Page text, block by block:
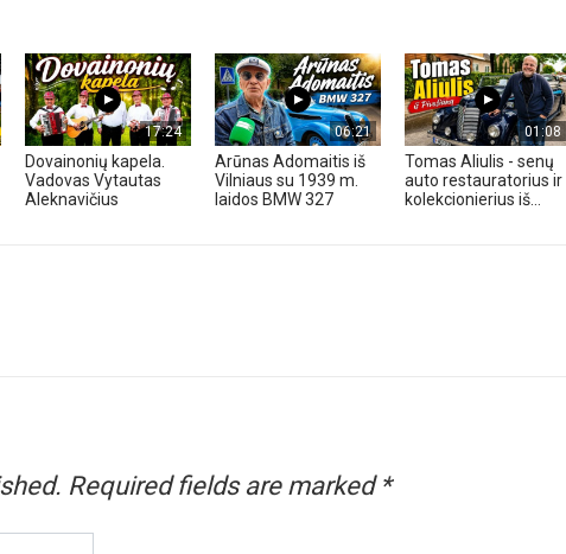
17:24
Dovainonių kapela.
Vadovas Vytautas
Aleknavičius
06:21
Arūnas Adomaitis iš
Vilniaus su 1939 m.
laidos BMW 327
01:08
Tomas Aliulis - senų
auto restauratorius ir
kolekcionierius iš...
Required fields are marked *